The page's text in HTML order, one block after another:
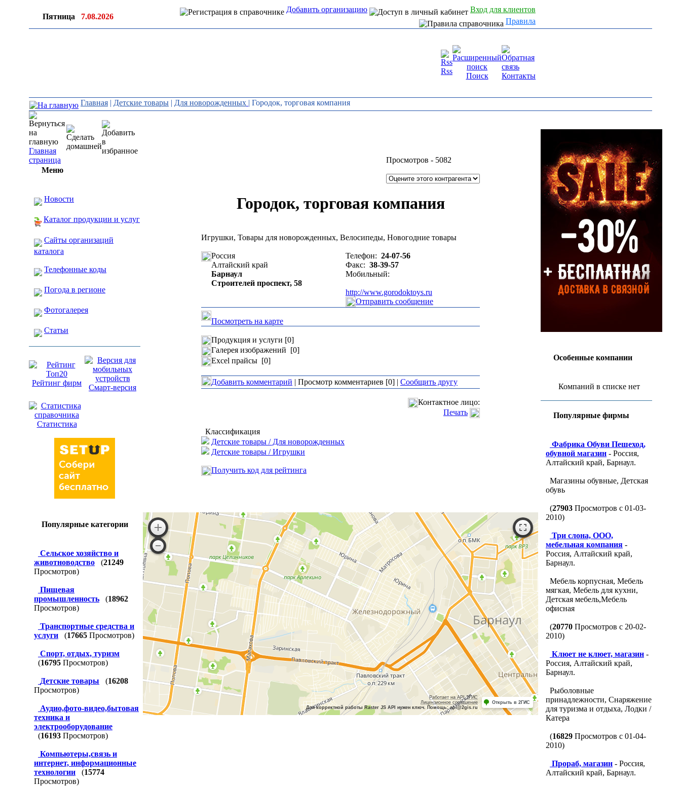
Пятница 7.08.2026
Добавить организацию
Вход для клиентов
Правила
Rss
Поиск Контакты
Главная | Детские товары | Для новорожденных | Городок, торговая компания
Главная
страница
Меню
Новости
Каталог продукции и услуг
Сайты организаций
каталога
Телефонные коды
Погода в регионе
Фотогалерея
Статьи
Рейтинг фирм
Смарт-версия
Статистика
Популярные категории
Сельское хозяйство и
животноводство
(21249
Просмотров)
Пищевая
промышленность
(18962
Просмотров)
Транспортные средства и
услуги
(17665 Просмотров)
Спорт, отдых, туризм
(16795 Просмотров)
Детские товары (16208
Просмотров)
Аудио,фото-видео,бытовая
техника и
электрооборудование
(16193 Просмотров)
Компьютеры,связь и
интернет, информационные
технологии
(15774
Просмотров)
Просмотров - 5082
Городок, торговая компания
Игрушки, Товары для новорожденных, Велосипеды, Новогодние товары
Россия
Алтайский край
Барнаул
Строителей проспект, 58
Телефон: 24-07-56
Факс: 38-39-57
Мобильный:
http://www.gorodoktoys.ru
Отправить сообщение
Посмотреть на карте
Продукция и услуги [0]
Галерея изображений [0]
Excel прайсы [0]
Добавить комментарий | Просмотр комментариев [0] | Сообщить другу
Контактное лицо:
Печать
Классификация
Детские товары / Для новорожденных
Детские товары / Игрушки
Получить код для рейтинга
Работает на API 2ГИС
Лицензионное соглашение
Для корректной работы Raster JS API нужен ключ. Помощь: api@2gis.ru
Открыть в 2ГИС
Особенные компании
Компаний в списке нет
Популярные фирмы
Фабрика Обуви Пешеход,
обувной магазин - Россия,
Алтайский край, Барнаул.
Магазины обувные, Детская
обувь
(27903 Просмотров с 01-03-
2010)
Три слона, ООО,
мебельная компания -
Россия, Алтайский край,
Барнаул.
Мебель корпусная, Мебель
мягкая, Мебель для кухни,
Детская мебель,Мебель
офисная
(20770 Просмотров с 20-02-
2010)
Клюет не клюет, магазин -
Россия, Алтайский край,
Барнаул.
Рыболовные
принадлежности, Снаряжение
для туризма и отдыха, Лодки /
Катера
(16829 Просмотров с 01-04-
2010)
Прораб, магазин - Россия,
Алтайский край, Барнаул.